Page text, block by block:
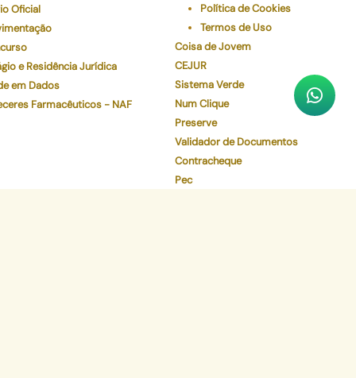
Oficial
e Residência Jurídica
em Dados
Farmacêuticos - NAF
Política de Cookies
Termos de Uso
Coisa de Jovem
CEJUR
Sistema Verde
Num Clique
Preserve
Validador de Documentos
Contracheque
Pec